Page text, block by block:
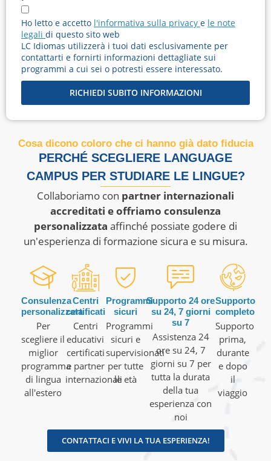
Ho letto e accetto l'informativa sulla privacy e le note
legali di questo sito web
LC Idiomas utilizzerà i tuoi dati esclusivamente per
contattarti e fornirti informazioni dettagliate sui
programmi a cui sei o potresti essere interessato.
RICHIEDI SUBITO INFORMAZIONI
Cosa dicono coloro che ci hanno già dato fiducia
PERCHÉ SCEGLIERE LANGUAGE
CAMPUS PER STUDIARE LE LINGUE?
Collaboriamo con partner internazionali
accreditati e offriamo consulenza
personalizzata affinché possiate godere di
un'esperienza di formazione sicura e su misura.
Consulenza
personalizzata
Per
scegliere il
miglior
programma
di lingua
all'estero
Centri
certificati
Centri
educativi
certificati
e partner
internazionali
Programmi
sicuri
Programmi
sicuri e
supervisionati
per tutte
le età
Supporto 24 ore
su 24, 7 giorni
su 7
Assistenza 24
ore su 24, 7
giorni su 7 per
tutta la durata
della tua
esperienza con
noi
Supporto
completo
Supporto
prima,
durante
e dopo
il
viaggio
CONTATTACI E VIVI LA TUA ESPERIENZA!